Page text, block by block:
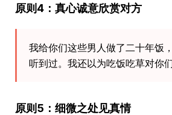
原则4：真心诚意欣赏对方
我给你们这些男人做了二十年饭
听到过。我还以为吃饭吃草对你
原则5：细微之处见真情